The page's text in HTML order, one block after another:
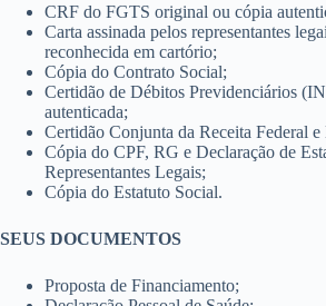
CRF do FGTS original ou cópia
Carta assinada pelos representantes
reconhecida em cartório;
Cópia do Contrato Social;
Certidão de Débitos Previdenciários
autenticada;
Certidão Conjunta da Receita Federal
Cópia do CPF, RG e Declaração de
Representantes Legais;
Cópia do Estatuto Social.
SEUS DOCUMENTOS
Proposta de Financiamento;